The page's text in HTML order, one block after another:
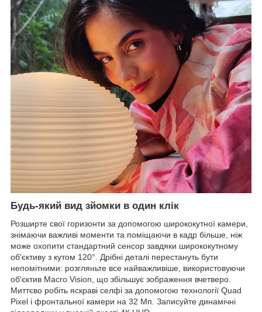
Будь-який вид зйомки в один клік
Розширте свої горизонти за допомогою ширококутної камери,
знімаючи важливі моменти та поміщаючи в кадр більше, ніж
може охопити стандартний сенсор завдяки ширококутному
об'єктиву з кутом 120°. Дрібні деталі перестануть бути
непомітними: розгляньте все найважливіше, використовуючи
об'єктив Macro Vision, що збільшує зображення вчетверо.
Миттєво робіть яскраві селфі за допомогою технології Quad
Pixel і фронтальної камери на 32 Мп. Записуйте динамічні